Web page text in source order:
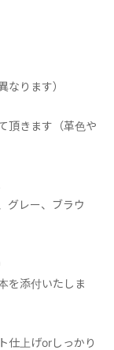
なります）
頂きます（革色や
グレー、ブラウ
を添付いたしま
仕上げorしっかり